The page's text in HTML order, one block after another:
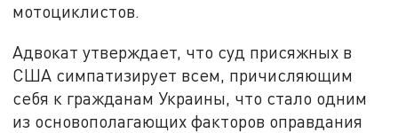
мотоциклистов.
Адвокат утверждает, что суд присяжных в
США симпатизирует всем, причисляющим
себя к гражданам Украины, что стало одним
из основополагающих факторов оправдания